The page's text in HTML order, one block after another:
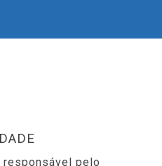
pelo